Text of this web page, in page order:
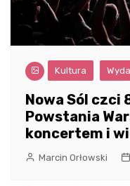
Kultura
Nowa Sól czci
Powstania
koncertem i
Marcin Orłowski